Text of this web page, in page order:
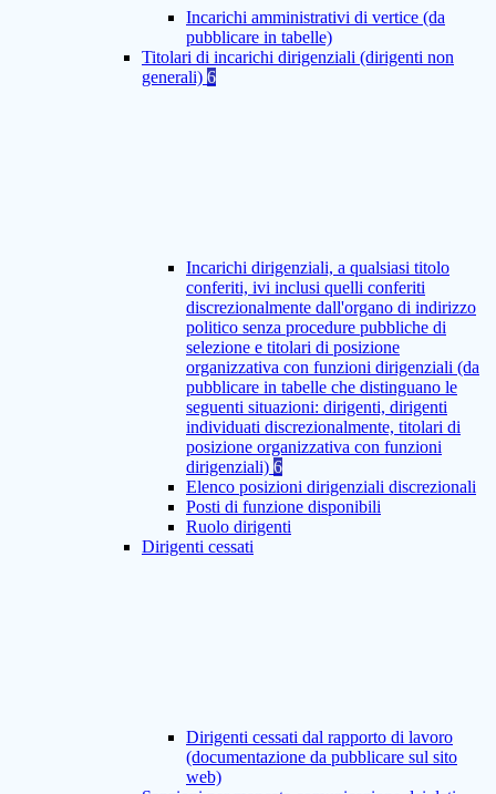
Incarichi amministrativi di vertice (da
pubblicare in tabelle)
Titolari di incarichi dirigenziali (dirigenti non
generali) 6
Incarichi dirigenziali, a qualsiasi titolo
conferiti, ivi inclusi quelli conferiti
discrezionalmente dall'organo di indirizzo
politico senza procedure pubbliche di
selezione e titolari di posizione
organizzativa con funzioni dirigenziali (da
pubblicare in tabelle che distinguano le
seguenti situazioni: dirigenti, dirigenti
individuati discrezionalmente, titolari di
posizione organizzativa con funzioni
dirigenziali) 6
Elenco posizioni dirigenziali discrezionali
Posti di funzione disponibili
Ruolo dirigenti
Dirigenti cessati
Dirigenti cessati dal rapporto di lavoro
(documentazione da pubblicare sul sito
web)